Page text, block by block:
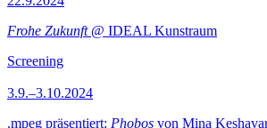
Frohe Zukunft@ IDEAL Kunstraum
Screening
3.9.–3.10.2024
.mpeg präsentiert: Phobos von Mina